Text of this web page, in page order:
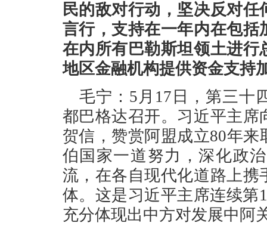
民的敌对行动，坚决反对
言行，支持在一年内在包
在内所有巴勒斯坦领土进
地区金融机构提供资金支持
毛宁：5月17日，第三十
都巴格达召开。习近平主
贺信，赞赏阿盟成立80年
伯国家一道努力，深化政
流，在各自现代化道路上
体。这是习近平主席连续第
充分体现出中方对发展中阿